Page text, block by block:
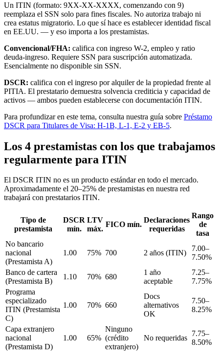
Un ITIN (formato: 9XX-XX-XXXX, comenzando con 9)
reemplaza el SSN solo para fines fiscales. No autoriza trabajo ni
crea estatus migratorio. Lo que sí hace es establecer identidad fiscal
en EE.UU. — y eso importa a los prestamistas.
Convencional/FHA: califica con ingreso W-2, empleo y ratio
deuda-ingreso. Requiere SSN para suscripción automatizada.
Esencialmente no disponible sin SSN.
DSCR: califica con el ingreso por alquiler de la propiedad frente al
PITIA. El prestatario demuestra solvencia crediticia y capacidad de
activos — ambos pueden establecerse con documentación ITIN.
Para profundizar en este tema, consulta nuestra guía sobre Préstamo
DSCR para Titulares de Visa: H-1B, L-1, E-2 y EB-5.
Los 4 prestamistas con los que trabajamos
regularmente para ITIN
El DSCR ITIN no es un producto estándar en todo el mercado.
Aproximadamente el 20–25% de prestamistas en nuestra red
trabajará con prestatarios ITIN.
Tipo de
prestamista
DSCR
mín.
LTV
máx.
FICO mín.
Declaraciones
requeridas
Rango
de
tasa
No bancario
nacional
(Prestamista A)
1.00 75% 700 2 años (ITIN)
7.00–
7.50%
Banco de cartera
(Prestamista B)
1.10 70% 680
1 año
aceptable
7.25–
7.75%
Programa
especializado
ITIN (Prestamista
C)
1.00 70% 660
Docs
alternativos
OK
7.50–
8.25%
Capa extranjero
nacional
(Prestamista D)
1.00 65%
Ninguno
(crédito
extranjero)
No requeridas
7.75–
8.50%